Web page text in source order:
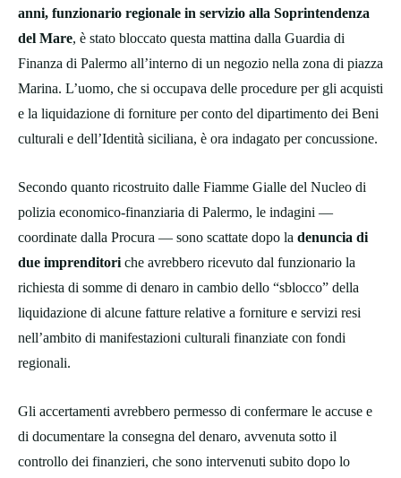
anni, funzionario regionale in servizio alla Soprintendenza
del Mare, è stato bloccato questa mattina dalla Guardia di
Finanza di Palermo all’interno di un negozio nella zona di piazza
Marina. L’uomo, che si occupava delle procedure per gli acquisti
e la liquidazione di forniture per conto del dipartimento dei Beni
culturali e dell’Identità siciliana, è ora indagato per concussione.
Secondo quanto ricostruito dalle Fiamme Gialle del Nucleo di
polizia economico-finanziaria di Palermo, le indagini —
coordinate dalla Procura — sono scattate dopo la denuncia di
due imprenditori che avrebbero ricevuto dal funzionario la
richiesta di somme di denaro in cambio dello “sblocco” della
liquidazione di alcune fatture relative a forniture e servizi resi
nell’ambito di manifestazioni culturali finanziate con fondi
regionali.
Gli accertamenti avrebbero permesso di confermare le accuse e
di documentare la consegna del denaro, avvenuta sotto il
controllo dei finanzieri, che sono intervenuti subito dopo lo